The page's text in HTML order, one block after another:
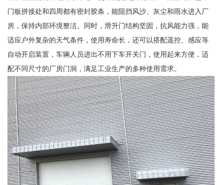
门板拼接处和四周都有密封胶条，能阻挡风沙、灰尘和雨水进入厂
房，保持内部环境整洁。同时，滑升门结构坚固，抗风能力强，能
适应户外复杂的天气条件，使用寿命长，还可以搭配遥控、感应等
自动开启装置，车辆人员进出不用下车开关门，使用起来方便，适
配不同尺寸的厂房门洞，满足工业生产的多种使用需求。